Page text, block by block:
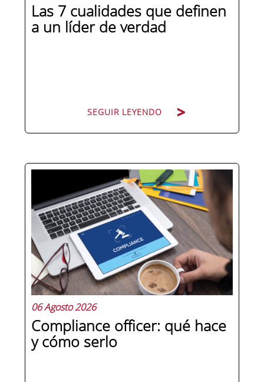
Las 7 cualidades que definen
a un líder de verdad
SEGUIR LEYENDO
Hay personas que ocupan puestos de
dirección y hay personas que lideran.
La diferencia no está en el cargo ni en
la antigüedad, sino en un conjunto de
competencias que se pueden
aprender, practicar y medir. Si te
preguntas qué separa a un directivo...
06 Agosto 2026
Compliance officer: qué hace
y cómo serlo